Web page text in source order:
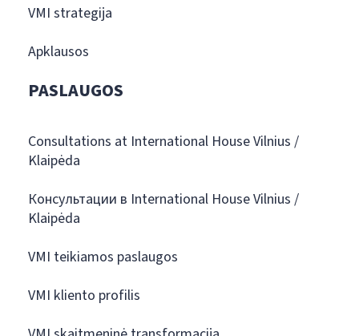
VMI strategija
Apklausos
PASLAUGOS
Consultations at International House Vilnius /
Klaipėda
Консультации в International House Vilnius /
Klaipėda
VMI teikiamos paslaugos
VMI kliento profilis